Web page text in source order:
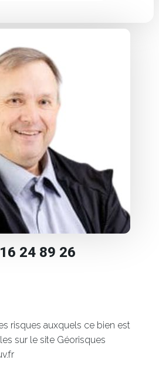
24 89 26
risques auxquels ce bien est
sur le site Géorisques